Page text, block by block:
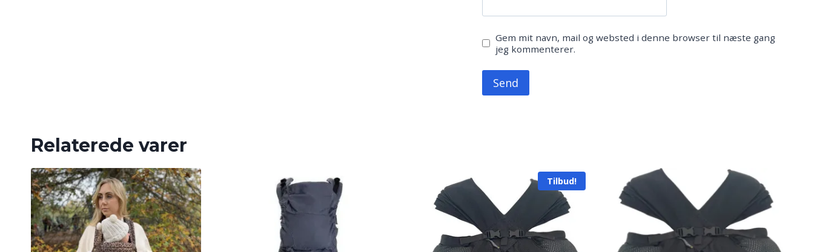
Gem mit navn, mail og websted i denne browser til næste gang
jeg kommenterer.
Relaterede varer
Tilbud!